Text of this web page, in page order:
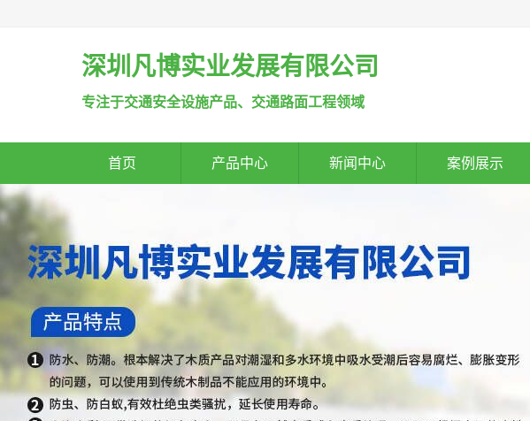
深圳凡博实业发展有限公司
专注于交通安全设施产品、交通路面工程领域
首页 产品中心 新闻中心 案例展示